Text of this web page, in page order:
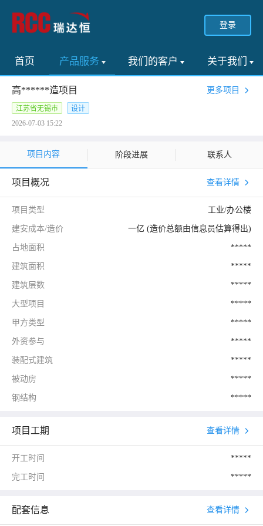
登录
首页 产品服务 我们的客户 关于我们
高******造项目 更多项目
江苏省无锡市
设计
2026-07-03 15:22
项目内容 阶段进展 联系人
项目概况 查看详情
项目类型 工业/办公楼
建安成本/造价 一亿 (造价总额由信息员估算得出)
占地面积 *****
建筑面积 *****
建筑层数 *****
大型项目 *****
甲方类型 *****
外资参与 *****
装配式建筑 *****
被动房 *****
钢结构 *****
项目工期 查看详情
开工时间 *****
完工时间 *****
配套信息 查看详情